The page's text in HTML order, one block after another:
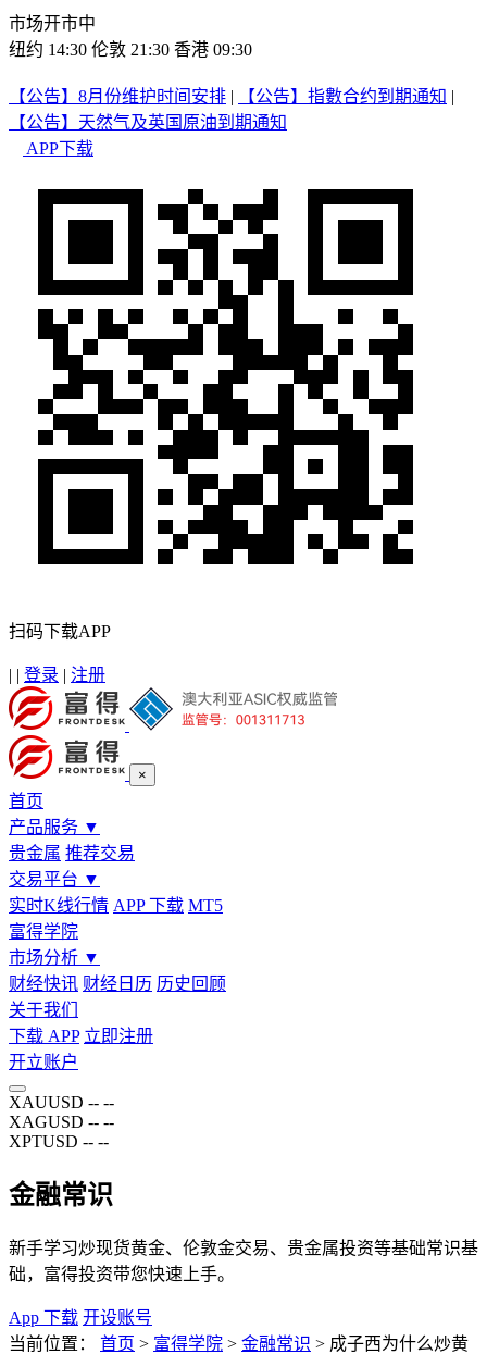
市场开市中
纽约 14:30 伦敦 21:30 香港 09:30
【公告】8月份维护时间安排 | 【公告】指數合约到期通知 |
【公告】天然气及英国原油到期通知
APP下载
扫码下载APP
| | 登录 | 注册
×
首页
产品服务 ▼
贵金属 推荐交易
交易平台 ▼
实时K线行情 APP 下载 MT5
富得学院
市场分析 ▼
财经快讯 财经日历 历史回顾
关于我们
下载 APP 立即注册
开立账户
XAUUSD -- --
XAGUSD -- --
XPTUSD -- --
金融常识
新手学习炒现货黄金、伦敦金交易、贵金属投资等基础常识基
础，富得投资带您快速上手。
App 下载 开设账号
当前位置：
首页 > 富得学院 > 金融常识 > 成子西为什么炒黄